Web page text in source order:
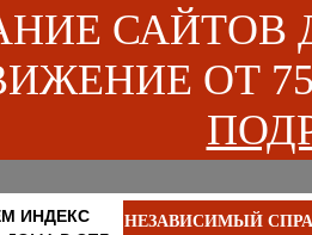
САЙТОВ
ОТ
ИНДЕКС
НЕЗАВИСИМЫЙ